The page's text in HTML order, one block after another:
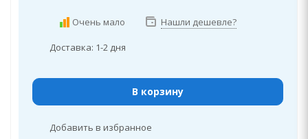
Очень мало Нашли дешевле?
Доставка: 1-2 дня
В корзину
Добавить в избранное